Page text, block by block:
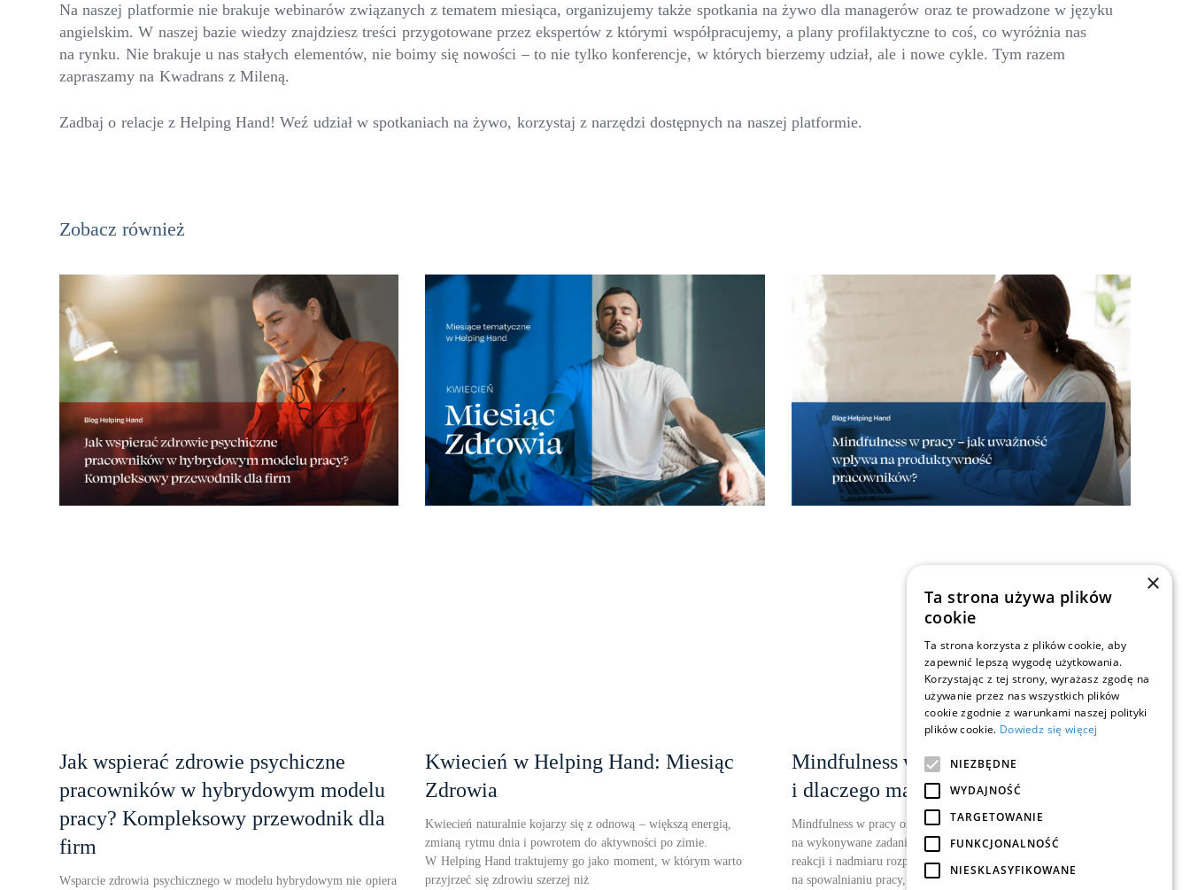
Na naszej platformie nie brakuje webinarów związanych z tematem miesiąca, organizujemy także spotkania na żywo dla managerów oraz te prowadzone w języku
angielskim. W naszej bazie wiedzy znajdziesz treści przygotowane przez ekspertów z którymi współpracujemy, a plany profilaktyczne to coś, co wyróżnia nas
na rynku. Nie brakuje u nas stałych elementów, nie boimy się nowości – to nie tylko konferencje, w których bierzemy udział, ale i nowe cykle. Tym razem
zapraszamy na Kwadrans z Mileną.
Zadbaj o relacje z Helping Hand! Weź udział w spotkaniach na żywo, korzystaj z narzędzi dostępnych na naszej platformie.
Zobacz również
Jak wspierać zdrowie psychiczne
pracowników w hybrydowym modelu
pracy? Kompleksowy przewodnik dla
firm
Wsparcie zdrowia psychicznego w modelu hybrydowym nie opiera
Kwiecień w Helping Hand: Miesiąc
Zdrowia
Kwiecień naturalnie kojarzy się z odnową – większą energią,
zmianą rytmu dnia i powrotem do aktywności po zimie.
W Helping Hand traktujemy go jako moment, w którym warto
przyjrzeć się zdrowiu szerzej niż
Mindfulness w pracy – co to jest
i dlaczego ma znaczenie?
Mindfulness w pracy oznacza świadome kierowanie uwagi
na wykonywane zadania, emocje i otoczenie – bez automatycznych
reakcji i nadmiaru rozproszeń. To podejście nie polega
na spowalnianiu pracy, ale na zmianie jej jakości. Coraz więcej
×
Ta strona używa plików
cookie
Ta strona korzysta z plików cookie, aby
zapewnić lepszą wygodę użytkowania.
Korzystając z tej strony, wyrażasz zgodę na
używanie przez nas wszystkich plików
cookie zgodnie z warunkami naszej polityki
plików cookie. Dowiedz się więcej
NIEZBĘDNE
WYDAJNOŚĆ
TARGETOWANIE
FUNKCJONALNOŚĆ
NIESKLASYFIKOWANE